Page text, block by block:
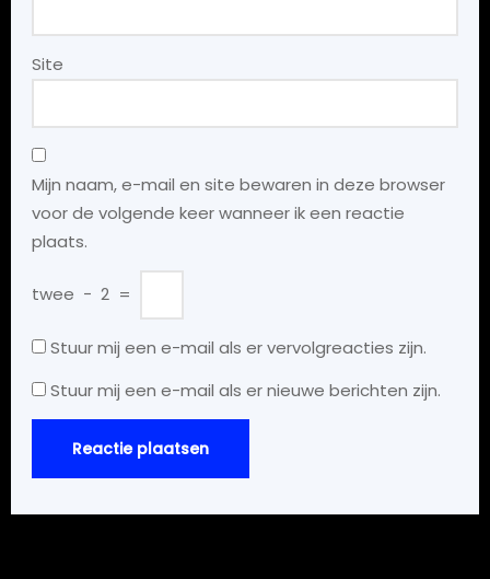
Site
Mijn naam, e-mail en site bewaren in deze browser
voor de volgende keer wanneer ik een reactie
plaats.
twee − 2 =
Stuur mij een e-mail als er vervolgreacties zijn.
Stuur mij een e-mail als er nieuwe berichten zijn.